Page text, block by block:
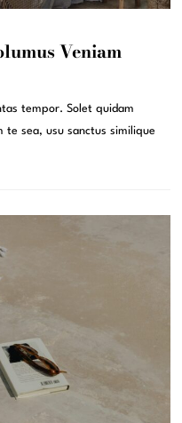
Veniam
tempor. Solet quidam
te sea, usu sanctus similique